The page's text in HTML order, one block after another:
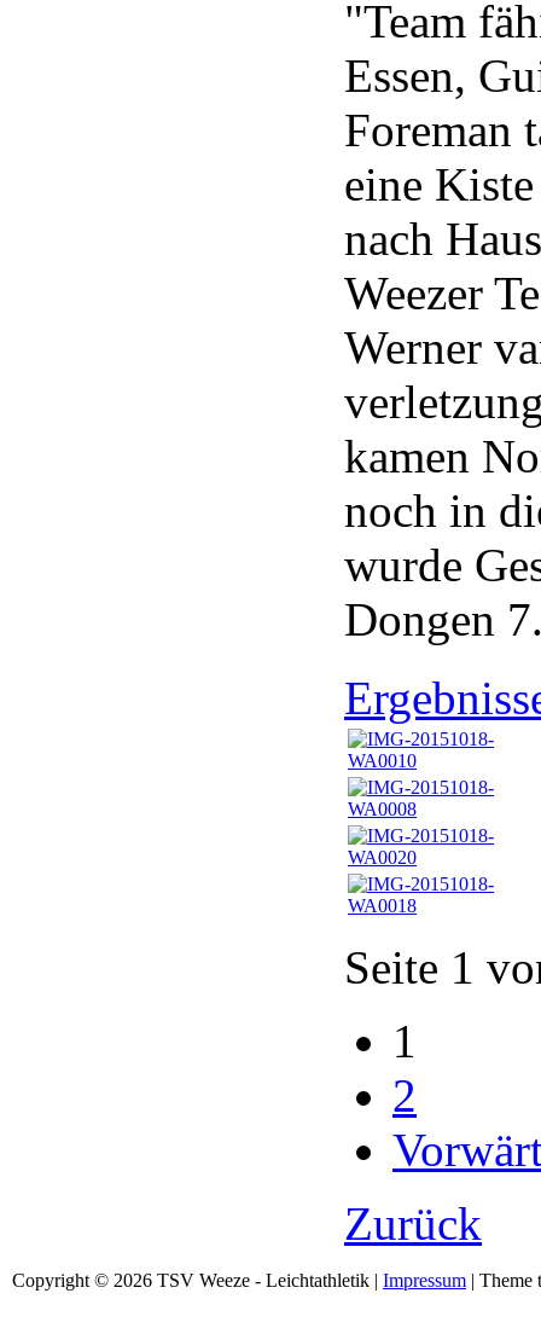
"Team
Essen,
Foreman
eine
nach
Weezer
Werner
kamen
noch in
wurde
Dongen
Seite 1
1
2
Zurück
Copyright © 2026 TSV Weeze - Leichtathletik | Impressum | Theme